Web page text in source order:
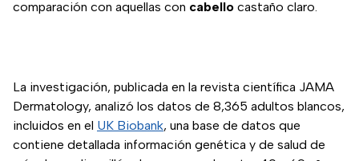
comparación con aquellas con cabello castaño claro.
La investigación, publicada en la revista científica JAMA
Dermatology, analizó los datos de 8,365 adultos blancos,
incluidos en el UK Biobank, una base de datos que
contiene detallada información genética y de salud de